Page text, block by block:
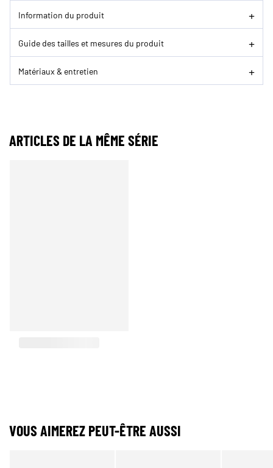
Information du produit
Guide des tailles et mesures du produit
Matériaux & entretien
ARTICLES DE LA MÊME SÉRIE
VOUS AIMEREZ PEUT-ÊTRE AUSSI